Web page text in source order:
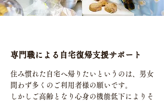
専門職による自宅復帰支援サポート
住み慣れた自宅へ帰りたいというのは、男女
問わず多くのご利用者様の願いです。
しかしご高齢となり心身の機能低下によりそ